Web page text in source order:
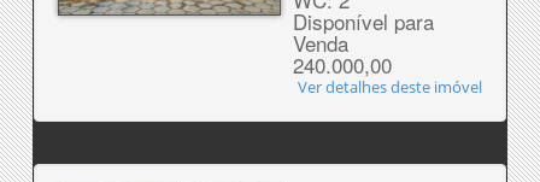
Disponível para
Venda
240.000,00
Ver detalhes deste imóvel